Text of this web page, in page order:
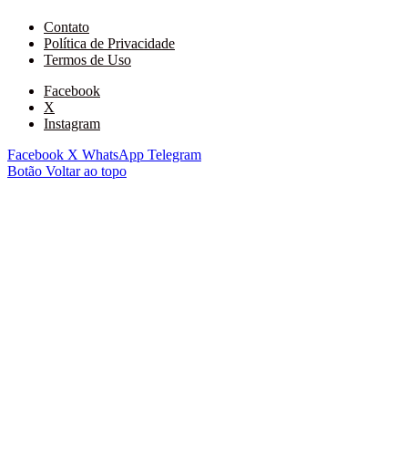
Contato
Política de Privacidade
Termos de Uso
Facebook
X
Instagram
Facebook X WhatsApp Telegram
Botão Voltar ao topo